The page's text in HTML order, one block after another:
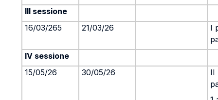
III sessione
16/03/265
21/03/26
I
IV sessione
15/05/26
30/05/26
II